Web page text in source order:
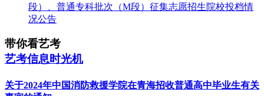
段）、普通专科批次（M段）征集志愿招生院校投档情
况公告
带你看艺考
艺考信息时光机
关于2024年中国消防救援学院在青海招收普通高中毕业生有关